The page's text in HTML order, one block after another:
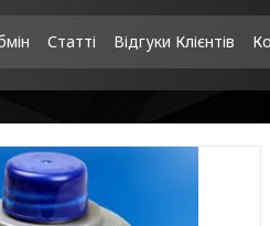
Статті Відгуки Клієнтів